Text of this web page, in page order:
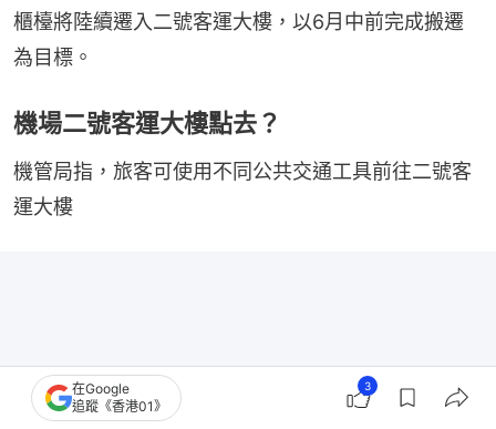
櫃檯將陸續遷入二號客運大樓，以6月中前完成搬遷
為目標。
機場二號客運大樓點去？
機管局指，旅客可使用不同公共交通工具前往二號客
運大樓
在Google
追蹤《香港01》
3